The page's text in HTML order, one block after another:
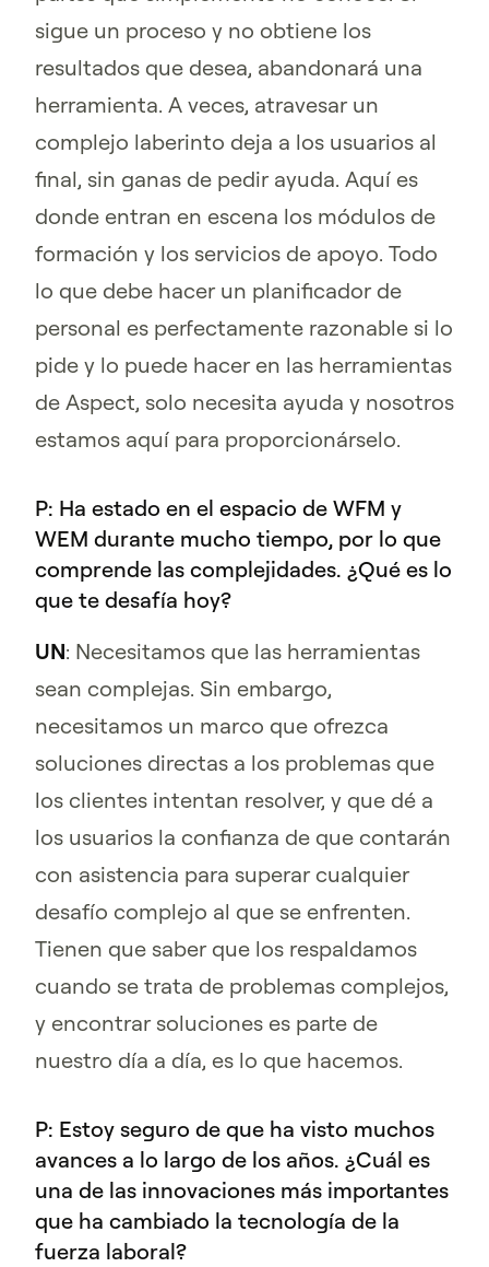
sigue un proceso y no obtiene los
resultados que desea, abandonará una
herramienta. A veces, atravesar un
complejo laberinto deja a los usuarios al
final, sin ganas de pedir ayuda. Aquí es
donde entran en escena los módulos de
formación y los servicios de apoyo. Todo
lo que debe hacer un planificador de
personal es perfectamente razonable si lo
pide y lo puede hacer en las herramientas
de Aspect, solo necesita ayuda y nosotros
estamos aquí para proporcionárselo.
P: Ha estado en el espacio de WFM y
WEM durante mucho tiempo, por lo que
comprende las complejidades. ¿Qué es lo
que te desafía hoy?
UN: Necesitamos que las herramientas
sean complejas. Sin embargo,
necesitamos un marco que ofrezca
soluciones directas a los problemas que
los clientes intentan resolver, y que dé a
los usuarios la confianza de que contarán
con asistencia para superar cualquier
desafío complejo al que se enfrenten.
Tienen que saber que los respaldamos
cuando se trata de problemas complejos,
y encontrar soluciones es parte de
nuestro día a día, es lo que hacemos.
P: Estoy seguro de que ha visto muchos
avances a lo largo de los años. ¿Cuál es
una de las innovaciones más importantes
que ha cambiado la tecnología de la
fuerza laboral?